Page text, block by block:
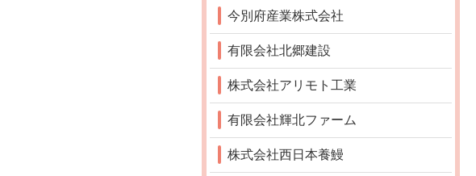
今別府産業株式会社
有限会社北郷建設
株式会社アリモト工業
有限会社輝北ファーム
株式会社西日本養鰻